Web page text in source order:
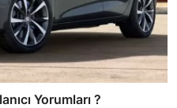
Yorumları ?